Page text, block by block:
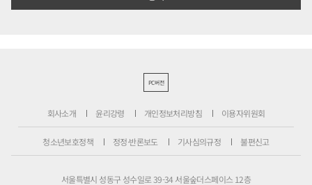
PC버전
회사소개 윤리강령 개인정보처리방침 이용자위원회
청소년보호정책 정정·반론보도 기사심의규정 불편신고
서울특별시 성동구 성수일로 39-34 서울숲더스페이스 12층